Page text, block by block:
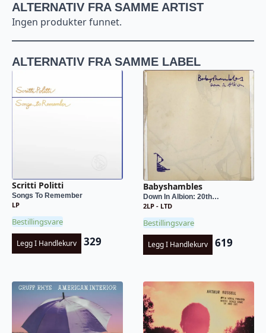
ALTERNATIV FRA SAMME ARTIST
Ingen produkter funnet.
ALTERNATIV FRA SAMME LABEL
Scritti Politti
Songs To Remember
LP
Bestillingsvare
Legg I Handlekurv 329
Babyshambles
Down In Albion: 20th…
2LP - LTD
Bestillingsvare
Legg I Handlekurv 619